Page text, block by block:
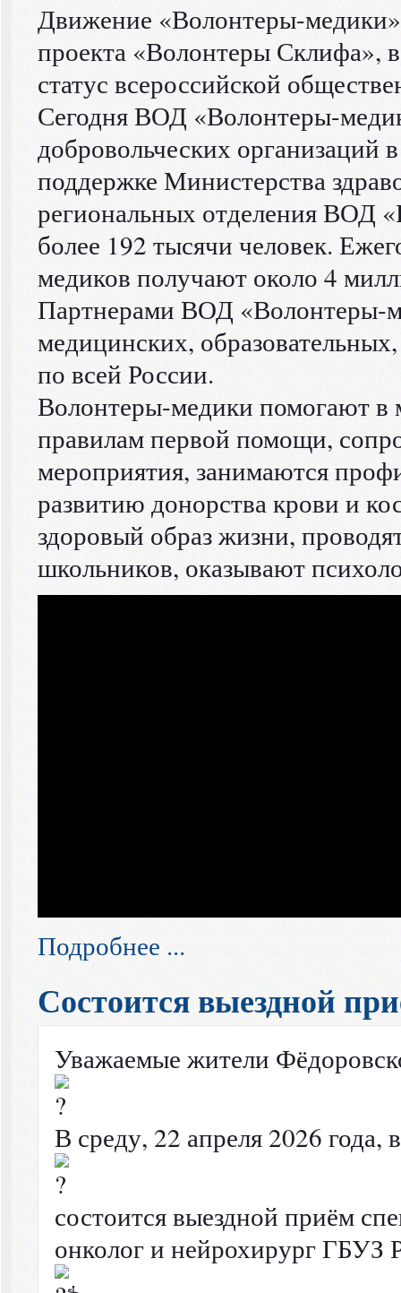
Движение «Волонтеры-
проекта «Волонтеры Склифа»,
статус всероссийской
Сегодня ВОД «Волонтеры-
добровольческих организаций
поддержке Министерства
региональных отделения ВОД
более 192 тысячи человек.
медиков получают около 4
Партнерами ВОД «Волонтеры-
медицинских,
по всей России.
Волонтеры-медики помогают в
правилам первой помощи,
мероприятия, занимаются
развитию донорства крови и
здоровый образ жизни,
школьников, оказывают
Подробнее ...
Состоится выездной
Уважаемые жители
В среду, 22 апреля 2026
состоится выездной приём
онколог и нейрохирург